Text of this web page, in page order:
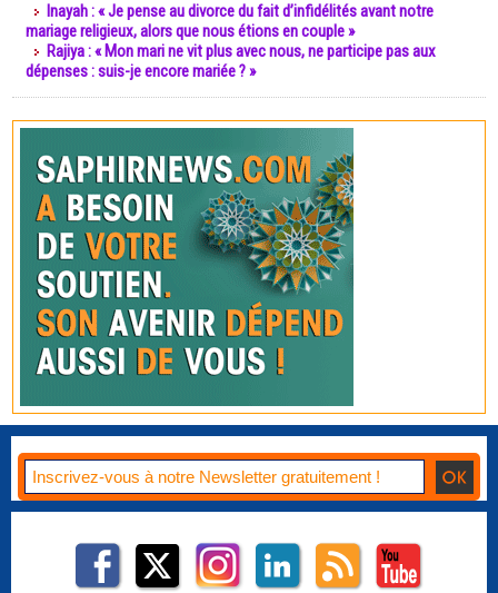
Inayah : « Je pense au divorce du fait d’infidélités avant notre
mariage religieux, alors que nous étions en couple »
Rajiya : « Mon mari ne vit plus avec nous, ne participe pas aux
dépenses : suis-je encore mariée ? »